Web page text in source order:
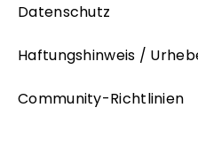
Datenschutz
Haftungshinweis /
Community-Richtlinien